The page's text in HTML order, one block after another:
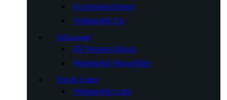
Konzessionsfenster
Wohnmobil-Tür
Süßwasser
RV-Wasserschlauch
Wohnmobil-Wasserfilter
Tritt & Leiter
Wohnmobil-Leiter